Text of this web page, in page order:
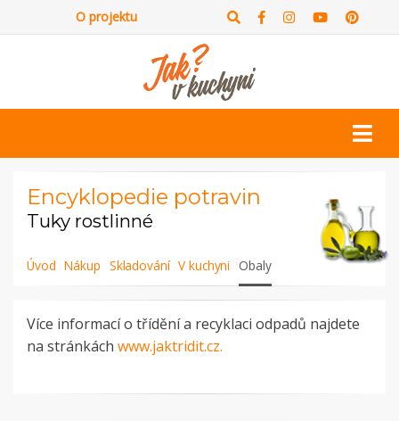
O projektu
Encyklopedie potravin
Tuky rostlinné
Úvod Nákup Skladování V kuchyni Obaly
Více informací o třídění a recyklaci odpadů najdete
na stránkách www.jaktridit.cz.